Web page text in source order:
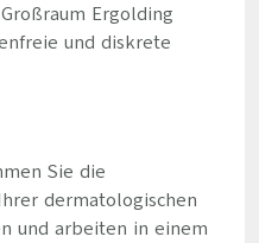
Ergolding
und diskrete
Sie die
dermatologischen
und arbeiten in einem